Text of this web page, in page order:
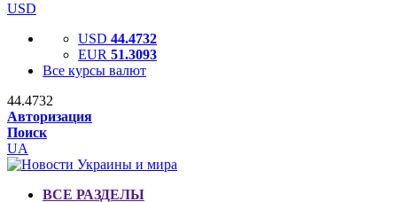
USD
USD 44.4732
EUR 51.3093
Все курсы валют
44.4732
Авторизация
Поиск
UA
ВСЕ РАЗДЕЛЫ